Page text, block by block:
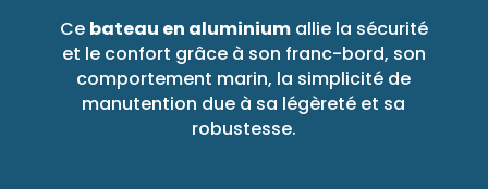
Ce bateau en aluminiumallie la sécurité
et le confort grâce à son franc-bord, son
comportement marin, la simplicité de
manutention due à sa légèreté et sa
robustesse.